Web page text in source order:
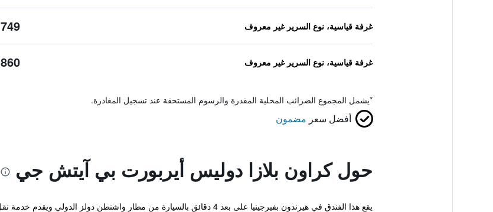
غرفة قياسية، نوع السرير غير معروف 749 ﷼
غرفة قياسية، نوع السرير غير معروف 860 ﷼
*يشمل المجموع الضرائب المحلية المقدرة والرسوم المستحقة عند تسجيل المغادرة.
أفضل سعر مضمون
حول كراون بلازا دوليس أيربورت بي آيتش جي